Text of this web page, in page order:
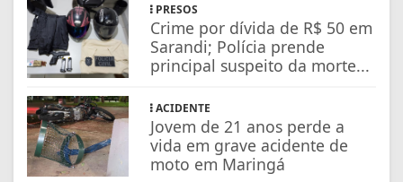
PRESOS
Crime por dívida de R$ 50 em
Sarandi; Polícia prende
principal suspeito da morte...
ACIDENTE
Jovem de 21 anos perde a
vida em grave acidente de
moto em Maringá